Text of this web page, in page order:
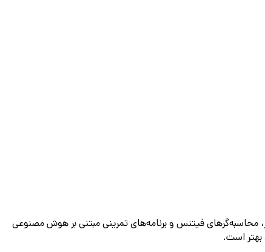
محاسبه‌گرهای فیتنس و برنامه‌های تمرینی مبتنی بر هوش مصنوعی
بهتر است.